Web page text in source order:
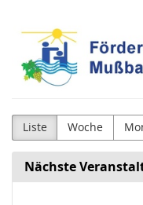
Haupt-
Inhalt
springen
e.V.
Liste Woche
Nächste